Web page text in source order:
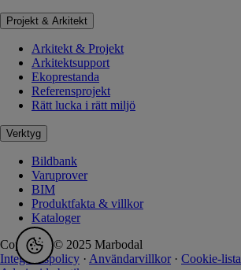
Projekt & Arkitekt
Arkitekt & Projekt
Arkitektsupport
Ekoprestanda
Referensprojekt
Rätt lucka i rätt miljö
Verktyg
Bildbank
Varuprover
BIM
Produktfakta & villkor
Kataloger
Copyright © 2025 Marbodal
Integritetspolicy · Användarvillkor · Cookie-lista